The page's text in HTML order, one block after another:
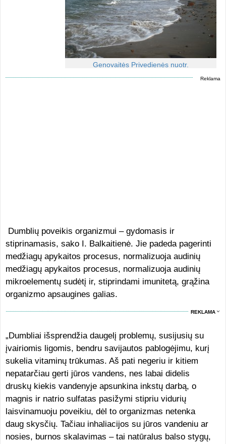
Genovaitės Privedienės nuotr.
Reklama
Dumblių poveikis organizmui – gydomasis ir
stiprinamasis, sako I. Balkaitienė. Jie padeda pagerinti
medžiagų apykaitos procesus, normalizuoja audinių
medžiagų apykaitos procesus, normalizuoja audinių
mikroelementų sudėtį ir, stiprindami imunitetą, grąžina
organizmo apsaugines galias.
REKLAMA
„Dumbliai išsprendžia daugelį problemų, susijusių su
įvairiomis ligomis, bendru savijautos pablogėjimu, kurį
sukelia vitaminų trūkumas. Aš pati negeriu ir kitiem
nepatarčiau gerti jūros vandens, nes labai didelis
druskų kiekis vandenyje apsunkina inkstų darbą, o
magnis ir natrio sulfatas pasižymi stipriu vidurių
laisvinamuoju poveikiu, dėl to organizmas netenka
daug skysčių. Tačiau inhaliacijos su jūros vandeniu ar
nosies, burnos skalavimas – tai natūralus balso stygų,